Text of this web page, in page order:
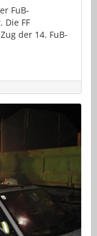
FuB-
Die FF
der 14. FuB-